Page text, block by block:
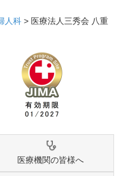
人科 > 医療法人三秀会 八重
医療機関の皆様へ